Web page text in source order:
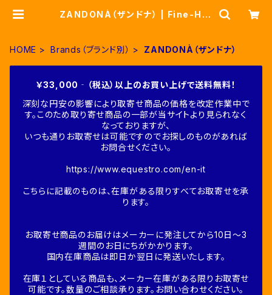
ZANDONÀ（ザンドナ） | Fine-Hor
HOME Brands（ブランド別） ZANDONÀ（ザンドナ）
￥33,000‐（税込）以上のお買い上げで送料無料！
深刻な円安の影響により取寄せ商品の価格を改定作業中で
す。このため取り寄せ商品の一部が当サイトより見られなく
なっておりますが、
いつも通りお取寄せは可能ですのでお探しのものがあれば
お問合せください。
https://www.equestro.com/en-it
こちらに記載のものは、在庫がある限りすべてお取寄せを承
ります。
お取寄せ商品のお届けはメーカーに発注してから10日～3
週間のお日にちがかかります。
国内在庫商品は即日か翌日に発送いたします。
在庫１としている商品も、メーカー在庫がある限りお取寄せ
可能です。数量のご相談承ります。お問い合わせください。